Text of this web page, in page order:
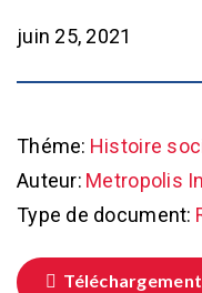
juin 25, 2021
Théme: Histoire
Auteur: Metropolis
Type de document:
Téléchargement